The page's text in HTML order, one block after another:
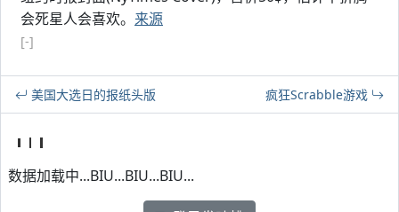
会死星人会喜欢。 来源
[-]
美国大选日的报纸头版 疯狂Scrabble游戏
数据加载中...BIU...BIU...BIU...